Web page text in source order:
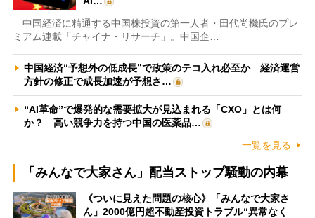
中国経済に精通する中国株投資の第一人者・田代尚機氏のプレ
ミアム連載「チャイナ・リサーチ」。中国企…
中国経済“予想外の低成長”で政策のテコ入れ必至か 経済運営
方針の修正で成長加速が予想さ…
“AI革命”で爆発的な需要拡大が見込まれる「CXO」とは何
か？ 高い競争力を持つ中国の医薬品…
一覧を見る
「みんなで大家さん」配当ストップ騒動の内幕
《ついに見えた問題の核心》「みんなで大家さ
ん」2000億円超不動産投資トラブル“異常なく